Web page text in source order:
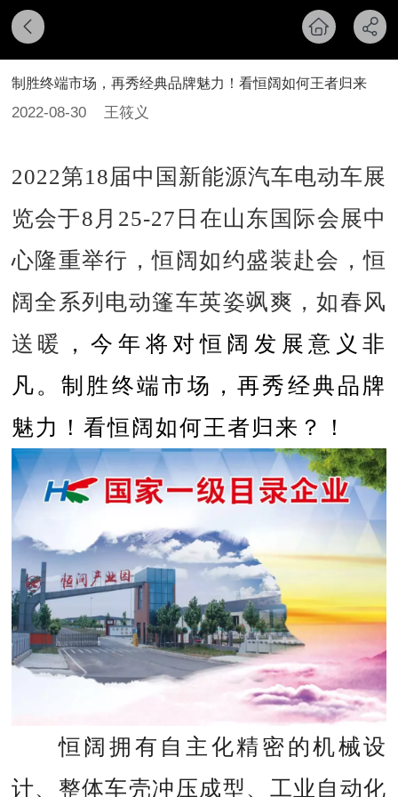
制胜终端市场，再秀经典品牌魅力！看恒阔如何王者归来
2022-08-30 王筱义
2022第18届中国新能源汽车电动车展
览会于8月25-27日在山东国际会展中
心隆重举行，恒阔如约盛装赴会，恒
阔全系列电动篷车英姿飒爽，如春风
送暖
，今年将对恒阔发展意义非
凡。制胜终端市场，再秀经典品牌
魅力！看恒阔如何王者归来？！
恒阔拥有自主化精密的机械设
计、整体车壳冲压成型、工业自动化